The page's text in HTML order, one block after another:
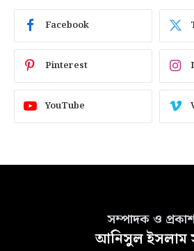
Facebook
Pinterest
YouTube
সম্পাদক ও
আনিসুল ইসলাম